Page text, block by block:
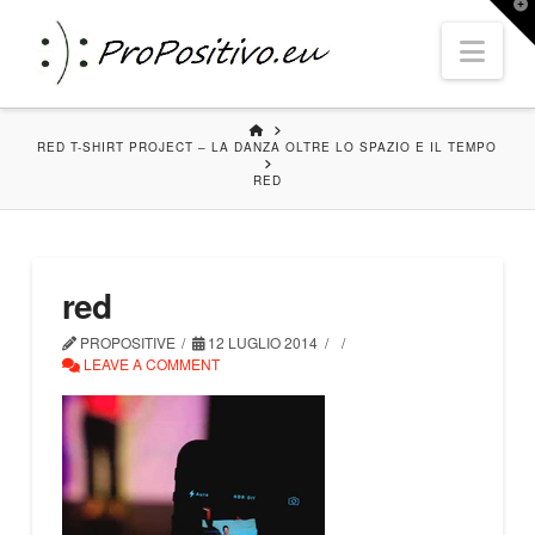
HOME
RED T-SHIRT PROJECT – LA DANZA OLTRE LO SPAZIO E IL TEMPO
RED
red
PROPOSITIVE
12 LUGLIO 2014
LEAVE A COMMENT